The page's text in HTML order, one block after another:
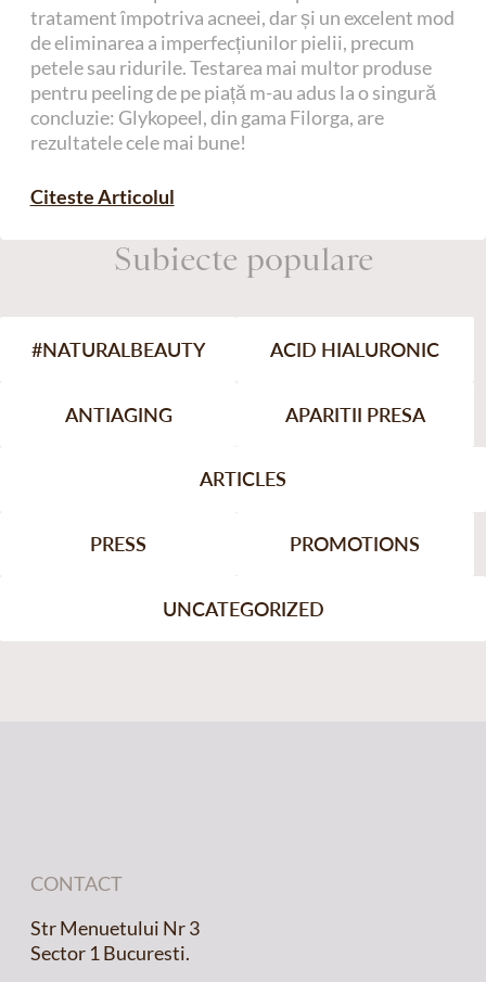
tratament împotriva acneei, dar și un excelent mod
de eliminarea a imperfecțiunilor pielii, precum
petele sau ridurile. Testarea mai multor produse
pentru peeling de pe piață m-au adus la o singură
concluzie: Glykopeel, din gama Filorga, are
rezultatele cele mai bune!
Citeste Articolul
Subiecte populare
#NATURALBEAUTY ACID HIALURONIC
ANTIAGING APARITII PRESA
ARTICLES
PRESS PROMOTIONS
UNCATEGORIZED
CONTACT
Str Menuetului Nr 3
Sector 1 Bucuresti.